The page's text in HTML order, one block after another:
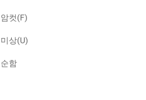
암컷(F)
미상(U)
순함